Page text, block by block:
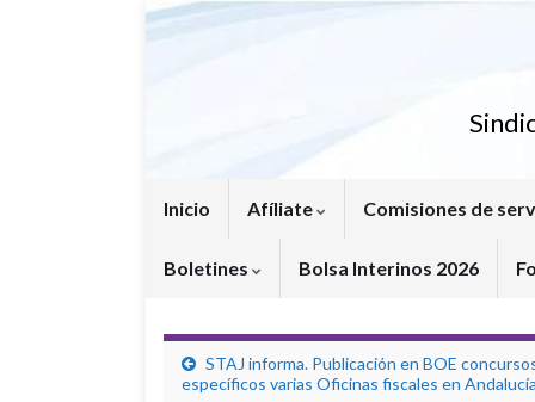
Inicio Afíliate Comisiones de
Boletines Bolsa Interinos 2026
STAJ informa. Publicación en BOE
específicos varias Oficinas fiscales en Andalucía